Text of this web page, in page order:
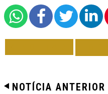
NOTÍCIA ANTERIOR